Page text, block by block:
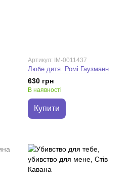
Артикул: IM-0011437
Любе дитя. Ромі Гаузманн
630 грн
В наявності
Купити